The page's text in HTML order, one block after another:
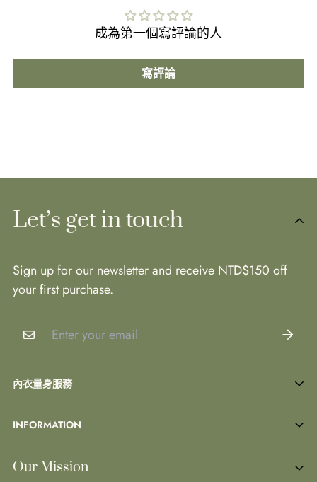
郵寄、貨運宅配：將於7個工作日內(不含週六日及國
定例假日)寄出訂購之商品。
超商配送：將於7個工作日內(不含週六日及國定例假
日)寄出訂購之商品，收到簡訊通知即可至指定超商
閱讀退換貨詳細規則
成為第一個寫評論的人
寫評論
Let’s get in touch
Sign up for our newsletter and receive NTD$150 off
your first purchase.
內衣量身服務
預約內衣諮詢
聯繫我們
INFORMATION
Search
Our Mission